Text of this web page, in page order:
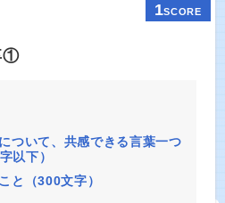
1SCORE
①
ついて、共感できる言葉一つ
以下）
と（300文字）